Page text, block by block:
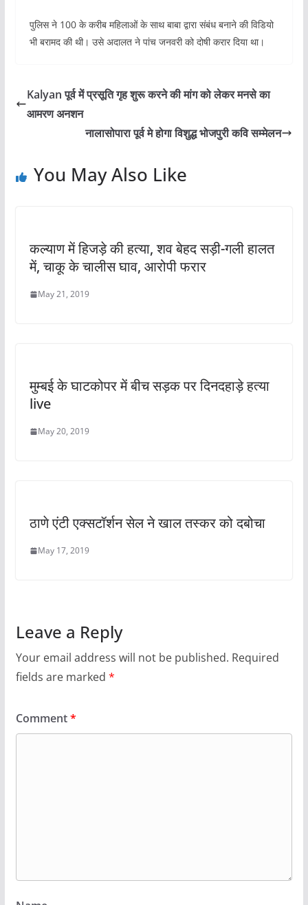
पुलिस ने 100 के करीब महिलाओं के साथ बाबा द्वारा संबंध बनाने की विडियो
भी बरामद की थी। उसे अदालत ने पांच जनवरी को दोषी करार दिया था।
Kalyan पूर्व में प्रसूति गृह शुरू करने की मांग को लेकर मनसे का
आमरण अनशन
नालासोपारा पूर्व मे होगा विशुद्ध भोजपुरी कवि सम्मेलन
You May Also Like
कल्याण में हिजड़े की हत्या, शव बेहद सड़ी-गली हालत
में, चाकू के चालीस घाव, आरोपी फरार
May 21, 2019
मुम्बई के घाटकोपर में बीच सड़क पर दिनदहाड़े हत्या
live
May 20, 2019
ठाणे एंटी एक्सटॉर्शन सेल ने खाल तस्कर को दबोचा
May 17, 2019
Leave a Reply
Your email address will not be published. Required
fields are marked *
Comment*